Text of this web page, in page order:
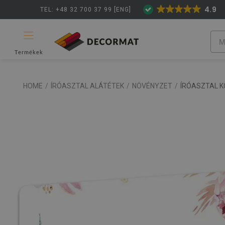
TEL: +48 32 700 37 99 [ENG] 4.9
Termékek
HOME / ÍRÓASZTAL ALÁTÉTEK / NÖVÉNYZET / ÍRÓASZTAL